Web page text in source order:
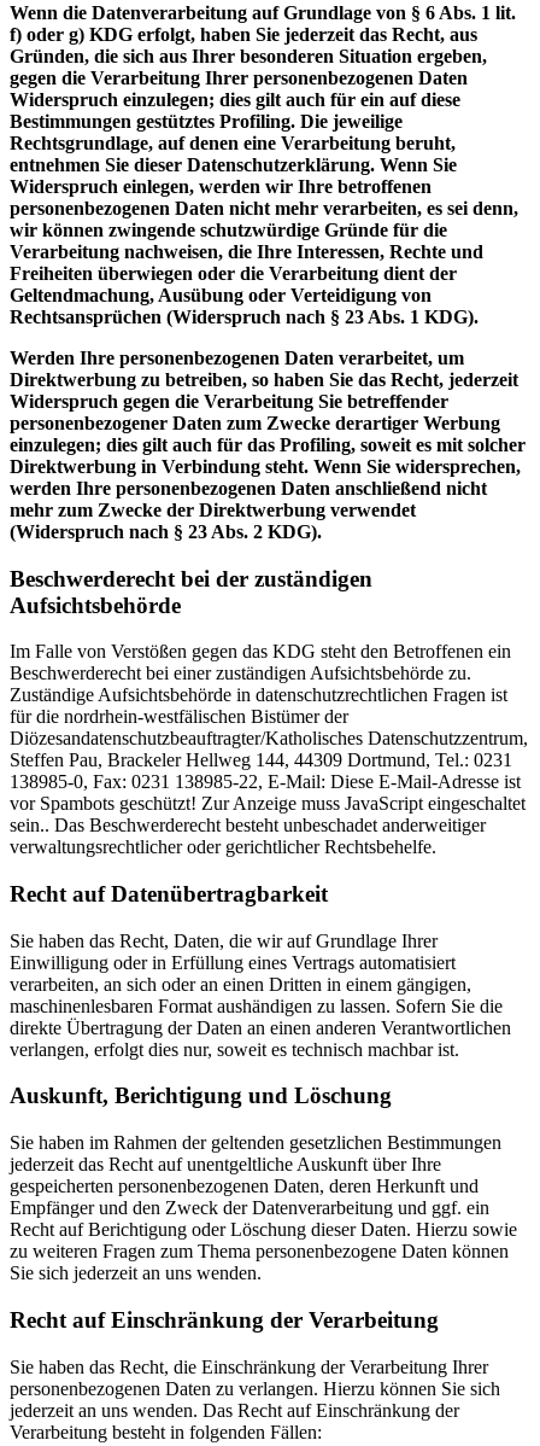
Wenn die Datenverarbeitung auf Grundlage von § 6 Abs. 1 lit.
f) oder g) KDG erfolgt, haben Sie jederzeit das Recht, aus
Gründen, die sich aus Ihrer besonderen Situation ergeben,
gegen die Verarbeitung Ihrer personenbezogenen Daten
Widerspruch einzulegen; dies gilt auch für ein auf diese
Bestimmungen gestütztes Profiling. Die jeweilige
Rechtsgrundlage, auf denen eine Verarbeitung beruht,
entnehmen Sie dieser Datenschutzerklärung. Wenn Sie
Widerspruch einlegen, werden wir Ihre betroffenen
personenbezogenen Daten nicht mehr verarbeiten, es sei denn,
wir können zwingende schutzwürdige Gründe für die
Verarbeitung nachweisen, die Ihre Interessen, Rechte und
Freiheiten überwiegen oder die Verarbeitung dient der
Geltendmachung, Ausübung oder Verteidigung von
Rechtsansprüchen (Widerspruch nach § 23 Abs. 1 KDG).
Werden Ihre personenbezogenen Daten verarbeitet, um
Direktwerbung zu betreiben, so haben Sie das Recht, jederzeit
Widerspruch gegen die Verarbeitung Sie betreffender
personenbezogener Daten zum Zwecke derartiger Werbung
einzulegen; dies gilt auch für das Profiling, soweit es mit solcher
Direktwerbung in Verbindung steht. Wenn Sie widersprechen,
werden Ihre personenbezogenen Daten anschließend nicht
mehr zum Zwecke der Direktwerbung verwendet
(Widerspruch nach § 23 Abs. 2 KDG).
Beschwerderecht bei der zuständigen
Aufsichtsbehörde
Im Falle von Verstößen gegen das KDG steht den Betroffenen ein
Beschwerderecht bei einer zuständigen Aufsichtsbehörde zu.
Zuständige Aufsichtsbehörde in datenschutzrechtlichen Fragen ist
für die nordrhein-westfälischen Bistümer der
Diözesandatenschutzbeauftragter/Katholisches Datenschutzzentrum,
Steffen Pau, Brackeler Hellweg 144, 44309 Dortmund, Tel.: 0231
138985-0, Fax: 0231 138985-22, E-Mail: Diese E-Mail-Adresse ist
vor Spambots geschützt! Zur Anzeige muss JavaScript eingeschaltet
sein.. Das Beschwerderecht besteht unbeschadet anderweitiger
verwaltungsrechtlicher oder gerichtlicher Rechtsbehelfe.
Recht auf Datenübertragbarkeit
Sie haben das Recht, Daten, die wir auf Grundlage Ihrer
Einwilligung oder in Erfüllung eines Vertrags automatisiert
verarbeiten, an sich oder an einen Dritten in einem gängigen,
maschinenlesbaren Format aushändigen zu lassen. Sofern Sie die
direkte Übertragung der Daten an einen anderen Verantwortlichen
verlangen, erfolgt dies nur, soweit es technisch machbar ist.
Auskunft, Berichtigung und Löschung
Sie haben im Rahmen der geltenden gesetzlichen Bestimmungen
jederzeit das Recht auf unentgeltliche Auskunft über Ihre
gespeicherten personenbezogenen Daten, deren Herkunft und
Empfänger und den Zweck der Datenverarbeitung und ggf. ein
Recht auf Berichtigung oder Löschung dieser Daten. Hierzu sowie
zu weiteren Fragen zum Thema personenbezogene Daten können
Sie sich jederzeit an uns wenden.
Recht auf Einschränkung der Verarbeitung
Sie haben das Recht, die Einschränkung der Verarbeitung Ihrer
personenbezogenen Daten zu verlangen. Hierzu können Sie sich
jederzeit an uns wenden. Das Recht auf Einschränkung der
Verarbeitung besteht in folgenden Fällen: